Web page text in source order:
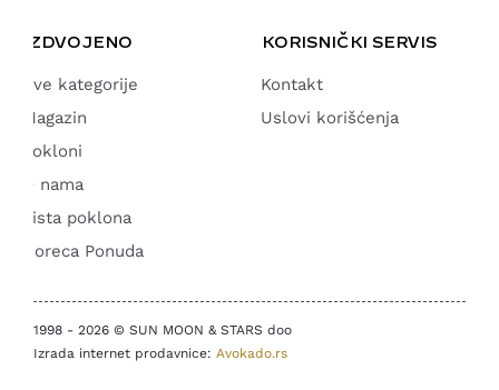
IZDVOJENO
Sve kategorije
Magazin
Pokloni
O nama
Lista poklona
Horeca Ponuda
KORISNIČKI SERVIS
Kontakt
Uslovi korišćenja
1998 - 2026 © SUN MOON & STARS doo
Izrada internet prodavnice: Avokado.rs